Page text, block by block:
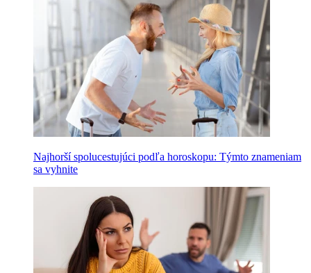
Najhorší spolucestujúci podľa horoskopu: Týmto znameniam
sa vyhnite